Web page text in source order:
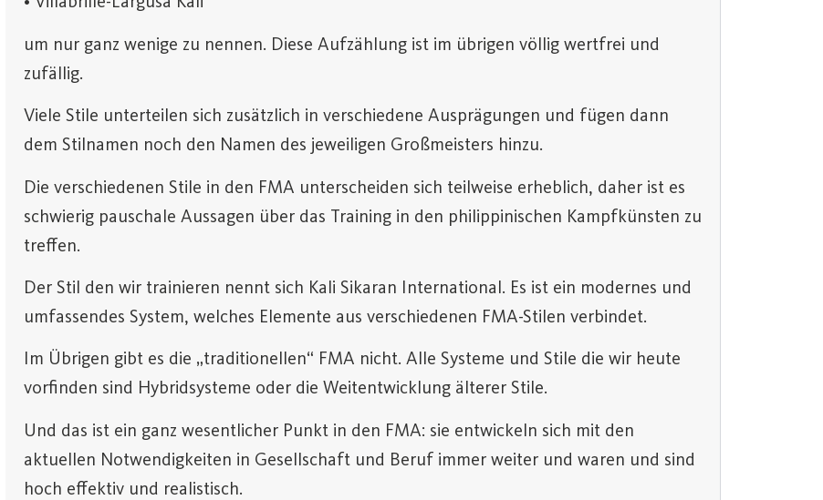
um nur ganz wenige zu nennen. Diese Aufzählung ist im übrigen völlig wertfrei und
zufällig.
Viele Stile unterteilen sich zusätzlich in verschiedene Ausprägungen und fügen dann
dem Stilnamen noch den Namen des jeweiligen Großmeisters hinzu.
Die verschiedenen Stile in den FMA unterscheiden sich teilweise erheblich, daher ist es
schwierig pauschale Aussagen über das Training in den philippinischen Kampfkünsten zu
treffen.
Der Stil den wir trainieren nennt sich Kali Sikaran International. Es ist ein modernes und
umfassendes System, welches Elemente aus verschiedenen FMA-Stilen verbindet.
Im Übrigen gibt es die „traditionellen“ FMA nicht. Alle Systeme und Stile die wir heute
vorfinden sind Hybridsysteme oder die Weitentwicklung älterer Stile.
Und das ist ein ganz wesentlicher Punkt in den FMA: sie entwickeln sich mit den
aktuellen Notwendigkeiten in Gesellschaft und Beruf immer weiter und waren und sind
hoch effektiv und realistisch.